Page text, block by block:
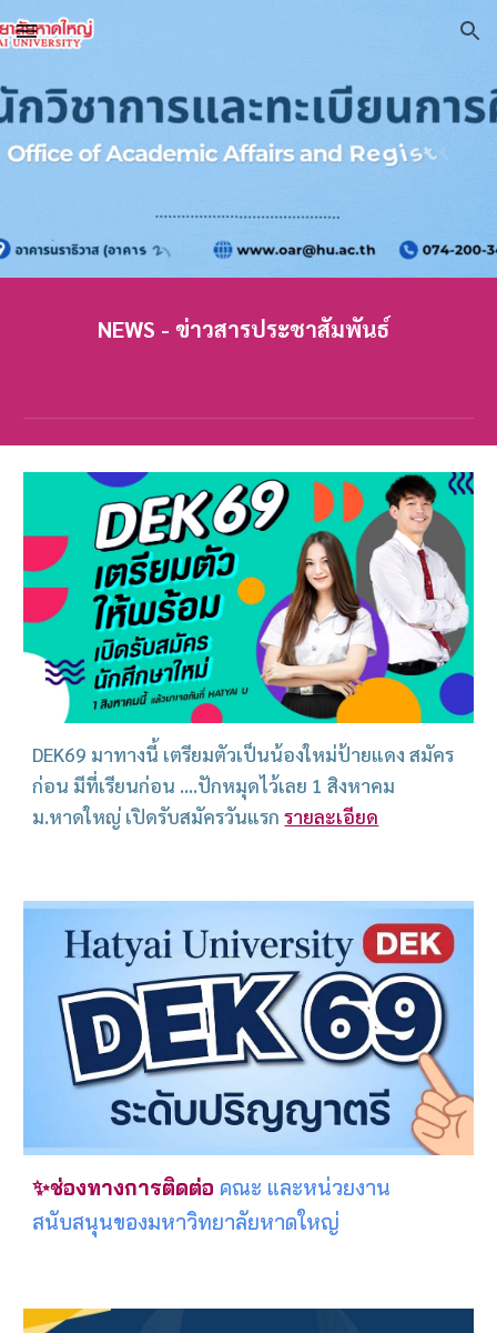
Skip to main content Skip to navigation
NEWS - ข่าวสารประชาสัมพันธ์
DEK69 มาทางนี้ เตรียมตัวเป็นน้องใหม่ป้ายแดง สมัคร
ก่อน มีที่เรียนก่อน ....ปักหมุดไว้เลย 1 สิงหาคม
ม.หาดใหญ่ เปิดรับสมัครวันแรก รายละเอียด
✨ช่องทางการติดต่อ คณะ และหน่วยงาน
สนับสนุนของมหาวิทยาลัยหาดใหญ่